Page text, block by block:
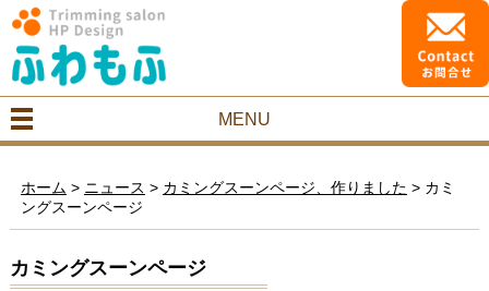
MENU
ホーム > ニュース > カミングスーンページ、作りました > カミ
ングスーンページ
カミングスーンページ